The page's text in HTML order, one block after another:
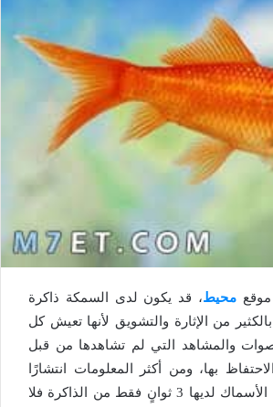
موقعمحيط، قد يكون لدى السمكة ذاكرة
من الإثارة والتشويق لأنها تعيش كل
والمشاهد التي لم تشاهدها من قبل
بها، ومن أكثر المعلومات انتشارًا
لكثير من الناس أن الأسماك لديها 3 ثوانٍ فقط من الذاكرة فلا